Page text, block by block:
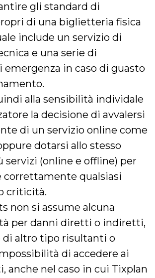
gli standard di
di una biglietteria fisica
include un servizio di
e una serie di
emergenza in caso di guasto
alla sensibilità individale
la decisione di avvalersi
di un servizio online come
dotarsi allo stesso
(online e offline) per
correttamente qualsiasi
criticità.
non si assume alcuna
per danni diretti o indiretti,
di altro tipo risultanti o
di accedere ai
anche nel caso in cui Tixplan